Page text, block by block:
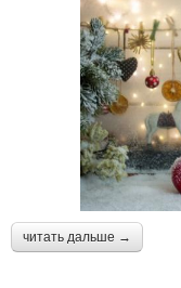
читать дальше →